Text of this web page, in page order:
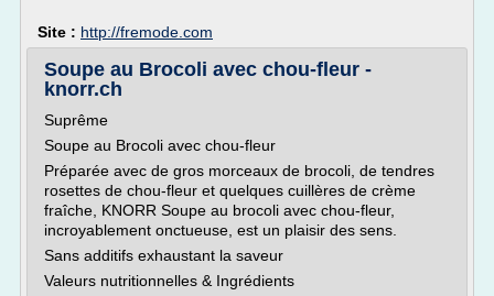
Site : http://fremode.com
Soupe au Brocoli avec chou-fleur -
knorr.ch
Suprême
Soupe au Brocoli avec chou-fleur
Préparée avec de gros morceaux de brocoli, de tendres
rosettes de chou-fleur et quelques cuillères de crème
fraîche, KNORR Soupe au brocoli avec chou-fleur,
incroyablement onctueuse, est un plaisir des sens.
Sans additifs exhaustant la saveur
Valeurs nutritionnelles & Ingrédients